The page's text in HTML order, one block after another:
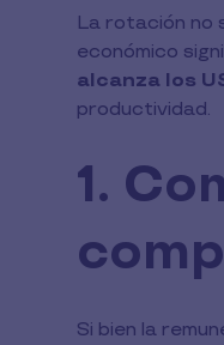
La rotación no
económico
alcanza los
productividad.
1.
Si bien la